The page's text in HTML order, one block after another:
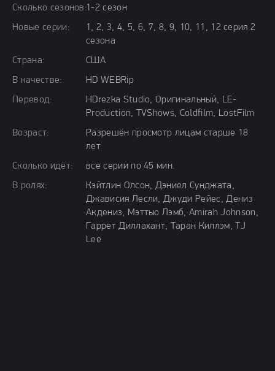
Сколько сезонов:1-2 сезон
Новые серии:
1, 2, 3, 4, 5, 6, 7, 8, 9, 10, 11, 12 серия 2
сезона
Страна:
США
В качестве:
HD WEBRip
Перевод:
HDrezka Studio, Оригинальный, LE-
Production, TVShows, Coldfilm, LostFilm
Возраст:
Разрешён просмотр лицам старше 18
лет
Сколько идёт:
все серии по 45 мин.
В ролях:
Кэйтлин Олсон, Дэниел Сунджата,
Джависия Лесли, Джуди Рейес, Дениз
Акдениз, Мэттью Лэмб, Amirah Johnson,
Гаррет Диллахант, Таран Киллэм, TJ
Lee